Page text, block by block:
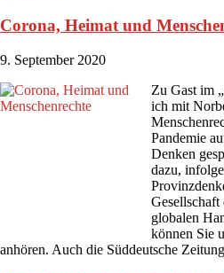
Corona, Heimat und
9. September 2020
Zu Gast im
ich mit
Pandemie
Denken
dazu,
globalen
können Sie
anhören. Auch die Süddeutsche